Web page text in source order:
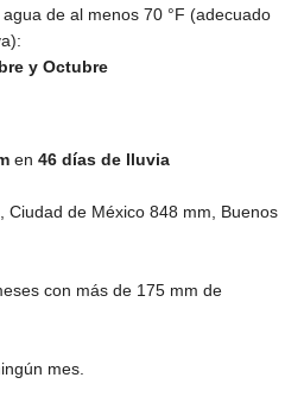
de al menos 70 °F (adecuado
y Octubre
en 46 días de lluvia
, Ciudad de México 848 mm , Buenos
con más de 175 mm de
mes.